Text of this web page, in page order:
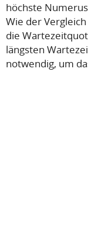
höchste
Wie der
die
längsten
notwendig, um